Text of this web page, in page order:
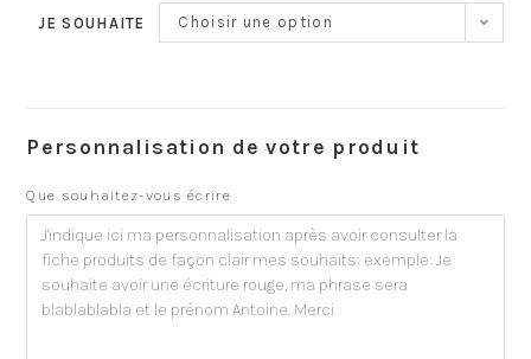
JE SOUHAITE Choisir une option
Personnalisation de votre produit
Que souhaitez-vous écrire